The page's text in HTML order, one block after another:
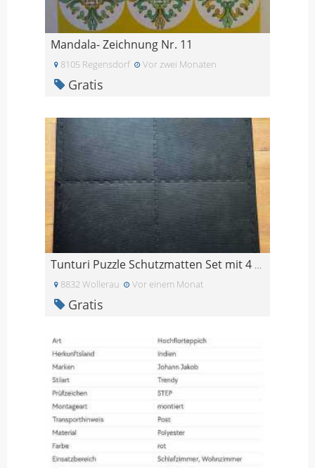
Mandala- Zeichnung Nr. 11
8105 Regensdorf Vor zwei Monaten
Gratis
Tunturi Puzzle Schutzmatten Set mit 4 Bodenschutz
8832 Wollerau Vor einem Monat
Gratis